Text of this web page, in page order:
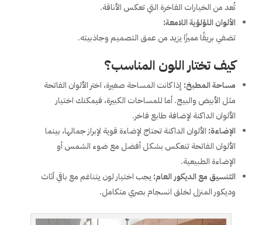
تُعد من الخيارات الفاخرة التي تعكس الأناقة.
الألوان اللؤلؤية اللامعة:
تضفي بريقًا مميزًا يزيد من عمق التصميم وجاذبيته.
كيف تختار اللون المناسب؟
مساحة المطبخ: إذا كانت المساحة صغيرة، اختر الألوان الفاتحة
مثل الأبيض والبيج. أما للمساحات الكبيرة، فيمكنك اختيار
الألوان الداكنة لإضافة طابع فاخر.
الإضاءة: الألوان الداكنة تحتاج لإضاءة قوية لإبراز جمالها، بينما
الألوان الفاتحة تنعكس بشكل أفضل مع ضوء الشمس أو
الإضاءة الطبيعية.
التنسيق مع الديكور العام: يجب اختيار لون يتناغم مع باقي أثاث
وديكور المنزل لخلق انسجام بصري متكامل.